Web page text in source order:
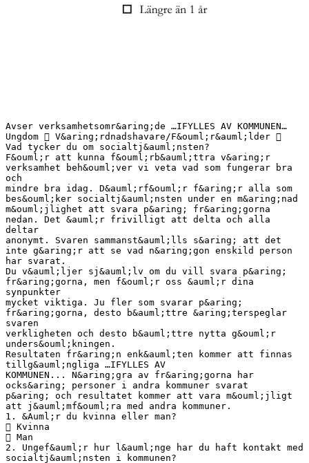
Avser verksamhetsomr&aring;de …IFYLLES AV KOMMUNEN…
Ungdom  V&aring;rdnadshavare/F&ouml;r&auml;lder 
Vad tycker du om socialtj&auml;nsten?
F&ouml;r att kunna f&ouml;rb&auml;ttra v&aring;r
verksamhet beh&ouml;ver vi veta vad som fungerar bra
och
mindre bra idag. D&auml;rf&ouml;r f&aring;r alla som
bes&ouml;ker socialtj&auml;nsten under en m&aring;nad
m&ouml;jlighet att svara p&aring; fr&aring;gorna
nedan. Det &auml;r frivilligt att delta och alla
deltar
anonymt. Svaren sammanst&auml;lls s&aring; att det
inte g&aring;r att se vad n&aring;gon enskild person
har svarat.
Du v&auml;ljer sj&auml;lv om du vill svara p&aring;
fr&aring;gorna, men f&ouml;r oss &auml;r dina
synpunkter
mycket viktiga. Ju fler som svarar p&aring;
fr&aring;gorna, desto b&auml;ttre &aring;terspeglar
svaren
verkligheten och desto b&auml;ttre nytta g&ouml;r
unders&ouml;kningen.
Resultaten fr&aring;n enk&auml;ten kommer att finnas
tillg&auml;ngliga …IFYLLES AV
KOMMUNEN... N&aring;gra av fr&aring;gorna har
ocks&aring; personer i andra kommuner svarat
p&aring; och resultatet kommer att vara m&ouml;jligt
att j&auml;mf&ouml;ra med andra kommuner.
1. &Auml;r du kvinna eller man?
 Kvinna
 Man
2. Ungef&auml;r hur l&auml;nge har du haft kontakt med
socialtj&auml;nsten i kommunen?